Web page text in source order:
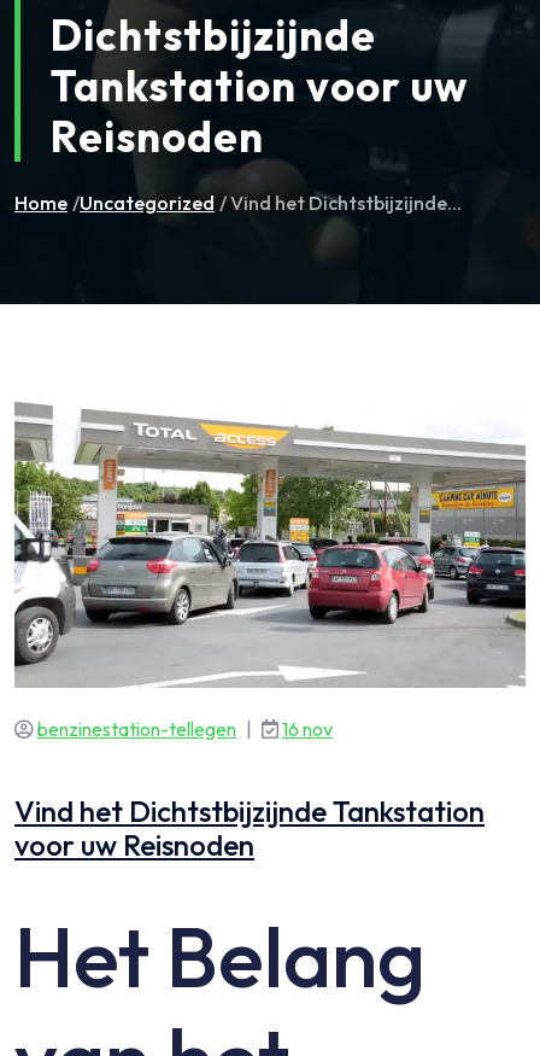
Dichtstbijzijnde
Tankstation voor uw
Reisnoden
Home /Uncategorized / Vind het Dichtstbijzijnde...
benzinestation-tellegen 16 nov
Vind het Dichtstbijzijnde Tankstation
voor uw Reisnoden
Het Belang